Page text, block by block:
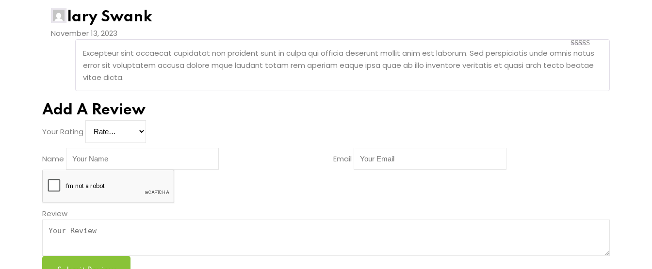
Hilary Swank
November 13, 2023
3out
Excepteur sint occaecat cupidatat non proident sunt in culpa qui officia deserunt mollit anim est laborum. Sed perspiciatis unde omnis natus
error sit voluptatem accusa dolore mque laudant totam rem aperiam eaque ipsa quae ab illo inventore veritatis et quasi arch tecto beatae
vitae dicta.
Add A Review
Your Rating
Name Email
Review